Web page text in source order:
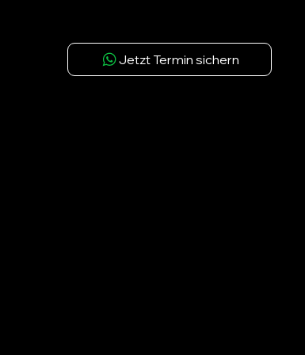
Jetzt Termin sichern